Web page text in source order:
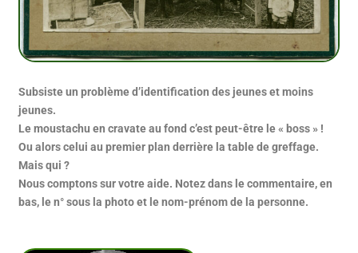
Subsiste un problème d’identification des jeunes et moins
jeunes.
Le moustachu en cravate au fond c’est peut-être le « boss » !
Ou alors celui au premier plan derrière la table de greffage.
Mais qui ?
Nous comptons sur votre aide. Notez dans le commentaire, en
bas, le n° sous la photo et le nom-prénom de la personne.